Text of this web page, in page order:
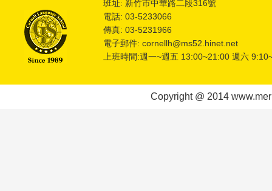
班址: 新竹市中華路二段316號
電話: 03-5233066
傳真: 03-5231966
電子郵件: cornellh@ms52.hinet.net
上班時間:週一~週五 13:00~21:00 週六
Copyright @ 2014